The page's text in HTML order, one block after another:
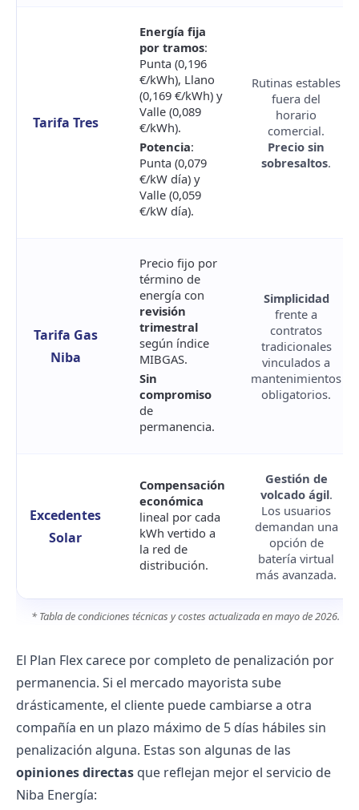
Tarifa Tres
Energía fija
por tramos:
Punta (0,196
€/kWh), Llano
(0,169 €/kWh) y
Valle (0,089
€/kWh).
Potencia:
Punta (0,079
€/kW día) y
Valle (0,059
€/kW día).
Rutinas estables
fuera del
horario
comercial.
Precio sin
sobresaltos.
Tarifa Gas
Niba
Precio fijo por
término de
energía con
revisión
trimestral
según índice
MIBGAS.
Sin
compromiso
de
permanencia.
Simplicidad
frente a
contratos
tradicionales
vinculados a
mantenimientos
obligatorios.
Excedentes
Solar
Compensación
económica
lineal por cada
kWh vertido a
la red de
distribución.
Gestión de
volcado ágil.
Los usuarios
demandan una
opción de
batería virtual
más avanzada.
* Tabla de condiciones técnicas y costes actualizada en mayo de 2026.
El Plan Flex carece por completo de penalización por
permanencia. Si el mercado mayorista sube
drásticamente, el cliente puede cambiarse a otra
compañía en un plazo máximo de 5 días hábiles sin
penalización alguna. Estas son algunas de las
opiniones directas que reflejan mejor el servicio de
Niba Energía: